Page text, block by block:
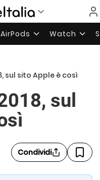
AirPods Watch
sul sito Apple è così
sul
Condividi